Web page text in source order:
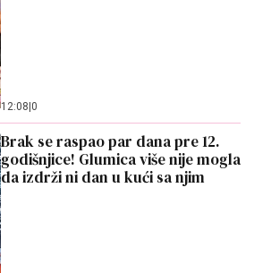
12:08 0
Brak se raspao par dana pre 12.
godišnjice! Glumica više nije mogla
da izdrži ni dan u kući sa njim